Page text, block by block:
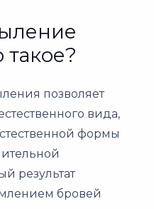
такое?
позволяет
вида,
формы
результат
бровей